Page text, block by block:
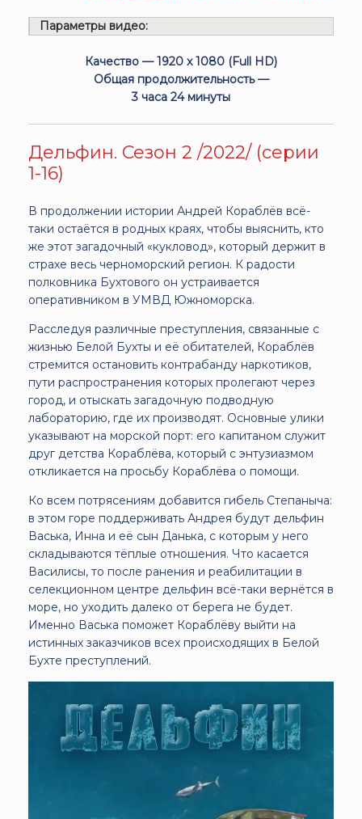
Параметры видео:
Качество — 1920 x 1080 (Full HD)
Общая продолжительность —
3 часа 24 минуты
Дельфин. Сезон 2 /2022/ (серии
1-16)
В продолжении истории Андрей Кораблёв всё-
таки остаётся в родных краях, чтобы выяснить, кто
же этот загадочный «кукловод», который держит в
страхе весь черноморский регион. К радости
полковника Бухтового он устраивается
оперативником в УМВД Южноморска.
Расследуя различные преступления, связанные с
жизнью Белой Бухты и её обитателей, Кораблёв
стремится остановить контрабанду наркотиков,
пути распространения которых пролегают через
город, и отыскать загадочную подводную
лабораторию, где их производят. Основные улики
указывают на морской порт: его капитаном служит
друг детства Кораблёва, который с энтузиазмом
откликается на просьбу Кораблёва о помощи.
Ко всем потрясениям добавится гибель Степаныча:
в этом горе поддерживать Андрея будут дельфин
Васька, Инна и её сын Данька, с которым у него
складываются тёплые отношения. Что касается
Василисы, то после ранения и реабилитации в
селекционном центре дельфин всё-таки вернётся в
море, но уходить далеко от берега не будет.
Именно Васька поможет Кораблёву выйти на
истинных заказчиков всех происходящих в Белой
Бухте преступлений.